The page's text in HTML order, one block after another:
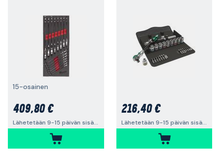
15-osainen
409,80 €
Lähetetään 9-15 päivän sisällä
216,40 €
Lähetetään 9-15 päivän sisällä